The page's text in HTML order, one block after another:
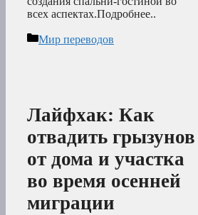
всех аспектах.Подробнее..
Рубрики
Мир переводов
Лайфхак: Как
отвадить грызунов
от дома и участка
во время осенней
миграции